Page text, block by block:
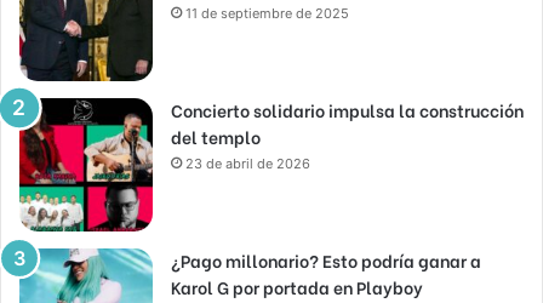
11 de septiembre de 2025
Concierto solidario impulsa la construcción
del templo
23 de abril de 2026
¿Pago millonario? Esto podría ganar a
Karol G por portada en Playboy